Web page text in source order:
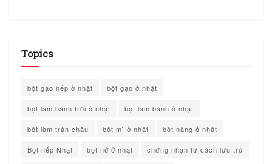
Topics
bột gạo nếp ở nhật bột gạo ở nhật
bột làm bánh trôi ở nhật bột làm bánh ở nhật
bột làm trân châu bột mì ở nhật bột năng ở nhật
Bột nếp Nhật bột nở ở nhật chứng nhận tư cách lưu trú